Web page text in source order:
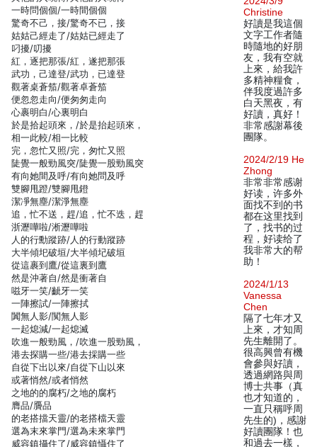
一時問個個/一時間個個
驚奇不己，接/驚奇不已，接
姑姑己經走了/姑姑已經走了
叼擾/叨擾
紅，逐把那張/紅，遂把那張
武功，己達登/武功，已達登
觀著桌蒼笳/觀著卓蒼笳
便忽忽走向/便匆匆走向
心裹明白/心裏明白
於是拾起頭來，/於是抬起頭來，
相一此較/相一比較
完，忽忙又照/完，匆忙又照
陡覺一般勁風突/陡覺一股勁風突
有向她間及呼/有向她問及呼
雙腳甩蹬/雙腳甩鐙
潔凈無塵/潔淨無塵
追，忙不送，趕/追，忙不迭，趕
浙瀝嘩啦/淅瀝嘩啦
人的行勳蹤跡/人的行動蹤跡
大半傾圯破垣/大半傾圮破垣
從這裹到鷹/從這裏到鷹
然是沖著自/然是衝著自
嗞牙一笑/齜牙一笑
一陣擦試/一陣擦拭
闐無人影/闃無人影
一起熄減/一起熄滅
吹進一般勁風，/吹進一股勁風，
港去探購一些/港去採購一些
自從下出以來/自從下山以來
或著悄然/或者悄然
之地的的腐朽/之地的腐朽
膺品/贗品
的老搭擋天靈/的老搭檔天靈
選為末來掌門/選為未來掌門
威容鎮攝住了/威容鎮懾住了
Christine
好讀是我這個
文字工作者隨
時隨地的好朋
友，我有空就
上來，給我許
多精神糧食，
伴我度過許多
白天黑夜，有
好讀，真好！
非常感謝幕後
團隊。
2024/2/19 He
Zhong
非常非常感谢
好读，许多外
面找不到的书
都在这里找到
了，找书的过
程，好读给了
我非常大的帮
助！
2024/1/13
Vanessa
Chen
隔了七年才又
上來，才知周
先生離開了。
很高興曾有機
會參與好讀，
透過網路與周
博士共事（真
也才知道的，
一直只稱呼周
先生的)，感謝
好讀團隊！也
和過去一樣，